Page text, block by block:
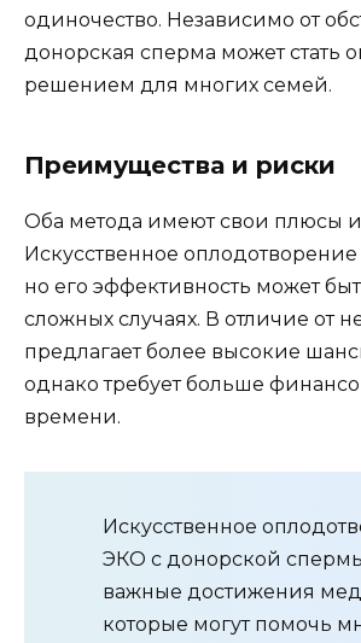
одиночество. Независимо от
донорская сперма может стать
решением для многих семей.
Преимущества и риски
Оба метода имеют свои плюсы
Искусственное оплодотворение
но его эффективность может
сложных случаях. В отличие от
предлагает более высокие
однако требует больше
времени.
Искусственное
ЭКО с донорской
важные достижения
которые могут помочь